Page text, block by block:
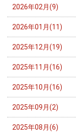
2026年02月(9)
2026年01月(11)
2025年12月(19)
2025年11月(16)
2025年10月(16)
2025年09月(2)
2025年08月(6)